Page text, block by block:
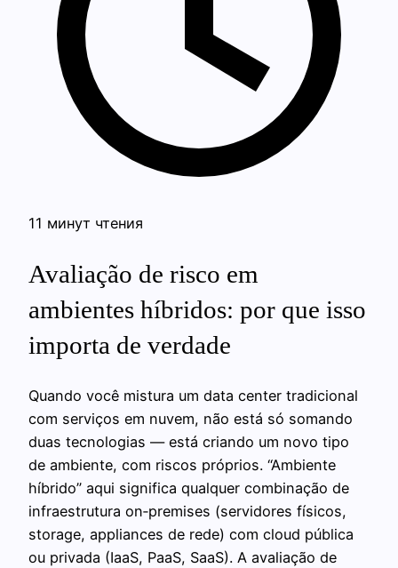
11 минут чтения
Avaliação de risco em
ambientes híbridos: por que isso
importa de verdade
Quando você mistura um data center tradicional
com serviços em nuvem, não está só somando
duas tecnologias — está criando um novo tipo
de ambiente, com riscos próprios. “Ambiente
híbrido” aqui significa qualquer combinação de
infraestrutura on‑premises (servidores físicos,
storage, appliances de rede) com cloud pública
ou privada (IaaS, PaaS, SaaS). A avaliação de